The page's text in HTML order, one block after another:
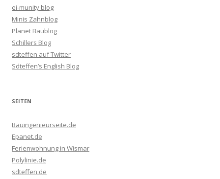
ei-munity blog
Minis Zahnblog
Planet Baublog
Schillers Blog
sdteffen auf Twitter
Sdteffen’s English Blog
SEITEN
Bauingenieurseite.de
Epanet.de
Ferienwohnung in Wismar
Polylinie.de
sdteffen.de